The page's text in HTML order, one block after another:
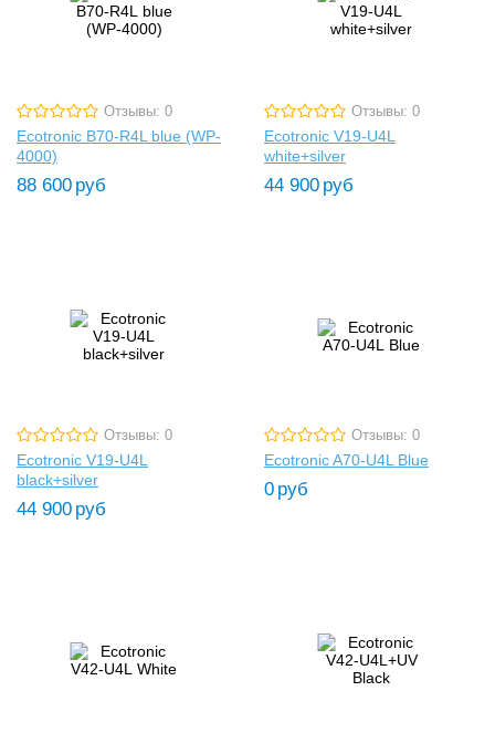
Отзывы: 0
Ecotronic B70-R4L blue (WP-
4000)
88 600 руб
Отзывы: 0
Ecotronic V19-U4L
white+silver
44 900 руб
Отзывы: 0
Ecotronic V19-U4L
black+silver
44 900 руб
Отзывы: 0
Ecotronic A70-U4L Blue
0 руб